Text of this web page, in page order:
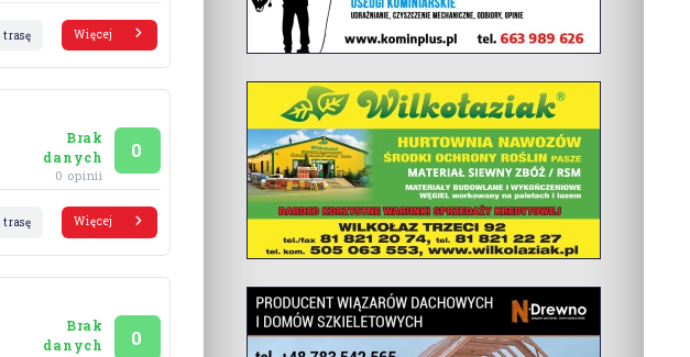
trasę Więcej
Brak
danych
0 opinii
Ocena
0
trasę Więcej
Brak
danych
Ocena
0